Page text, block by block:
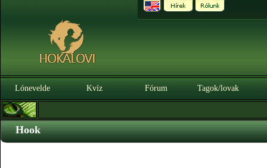
Lónevelde Kvíz Fórum Tagok/lovak
Hook